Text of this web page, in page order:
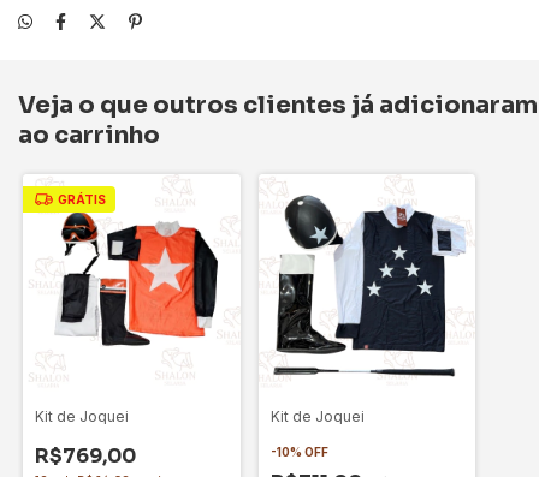
Veja o que outros clientes já adicionaram
ao carrinho
GRÁTIS
Kit de Joquei
R$769,00
Kit de Joquei
-10% OFF